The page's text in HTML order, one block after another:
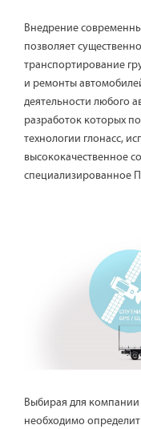
Внедрение
позволяет
транспортирование
и ремонты
деятельности любого
разработок которых
технологии глонасс,
высококачественное
специализированное
Выбирая для компании
необходимо